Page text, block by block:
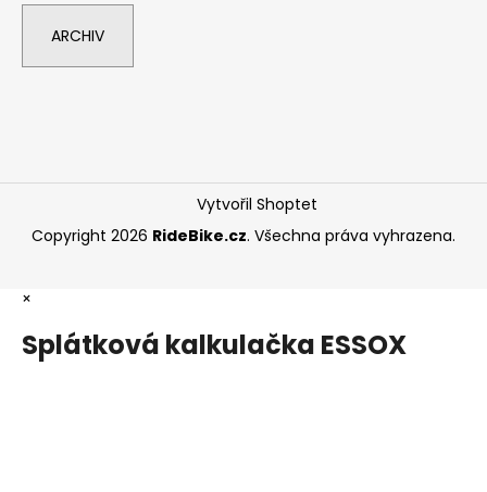
ARCHIV
Vytvořil Shoptet
Copyright 2026 RideBike.cz. Všechna práva vyhrazena.
×
Splátková kalkulačka ESSOX